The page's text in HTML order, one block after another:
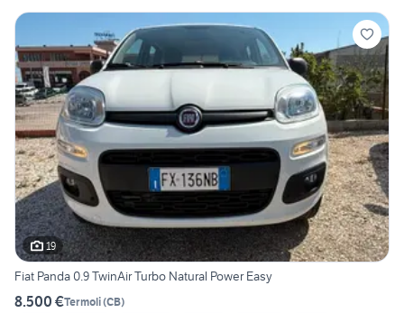
19
Fiat Panda 0.9 TwinAir Turbo Natural Power Easy
8.500 €Termoli(CB)